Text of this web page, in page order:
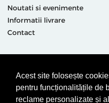
Acest site folosește
pentru funcționalitățile de
reclame personalizate și
Noutati si evenimente
Informatii livrare
Contact